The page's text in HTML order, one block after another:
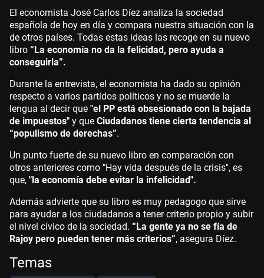
El economista José Carlos Díez analiza la sociedad
española de hoy en día y compara nuestra situación con la
de otros países. Todas estas ideas las recoge en su nuevo
libro “La economía no da la felicidad, pero ayuda a
conseguirla”.
Durante la entrevista, el economista ha dado su opinión
respecto a varios partidos políticos y no se muerde la
lengua al decir que "el PP está obsesionado con la bajada
de impuestos" y que Ciudadanos tiene cierta tendencia al
“populismo de derechas”.
Un punto fuerte de su nuevo libro en comparación con
otros anteriores como "Hay vida después de la crisis", es
que, "la economía debe evitar la infelicidad".
Además advierte que su libro es muy pedagogo que sirve
para ayudar a los ciudadanos a tener criterio propio y subir
el nivel cívico de la sociedad. “La gente ya no se fía de
Rajoy pero pueden tener más criterios”, asegura Díez.
Temas